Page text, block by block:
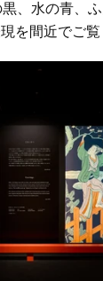
、水の青、
を間近でご覧